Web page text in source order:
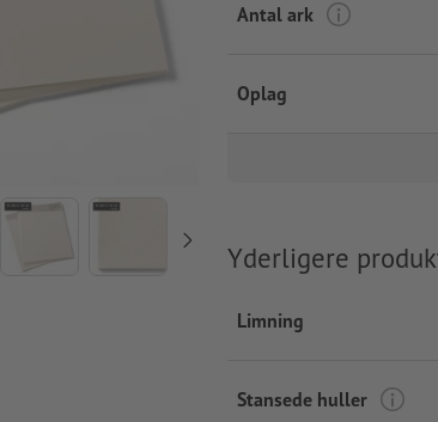
Antal ark
Oplag
Yderligere
Limning
Stansede huller